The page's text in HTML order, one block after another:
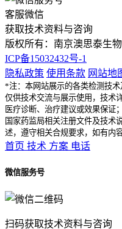
客服微信
获取技术资料与咨询
版权所有：南京澳思泰生
ICP备15032432号-1
隐私政策 使用条款 网站地
*注：本网站展示的各类检测技术
仅供技术交流与展示使用，技术
医疗诊断、治疗建议或效果保证
国家药监局相关注册文件及技术
述，遵守相关合规要求，如有内
首页 技术 方案 电话
微信服务号
扫码获取技术资料与咨询